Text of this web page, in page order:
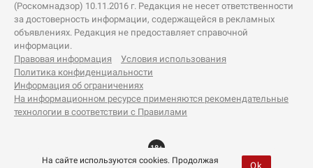
На сайте используются cookies. Продолжая
Ok
(Роскомнадзор) 10.11.2016 г. Редакция не несет ответственности
за достоверность информации, содержащейся в рекламных
объявлениях. Редакция не предоставляет справочной
информации.
Правовая информация
Условия использования
Политика конфиденциальности
Информация об ограничениях
На информационном ресурсе применяются рекомендательные
технологии в соответствии с Правилами
18+